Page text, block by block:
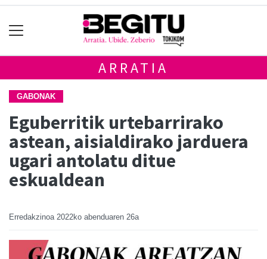
ARRATIA
GABONAK
Eguberritik urtebarrirako
astean, aisialdirako jarduera
ugari antolatu ditue
eskualdean
Erredakzinoa 2022ko abenduaren 26a